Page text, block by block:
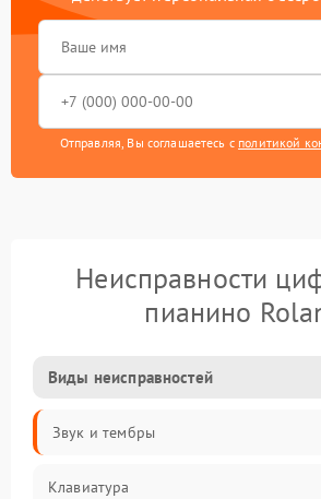
Отправляя, Вы соглашаетесь с политикой
Неисправности
пианино
Виды неисправностей
Звук и тембры
Клавиатура